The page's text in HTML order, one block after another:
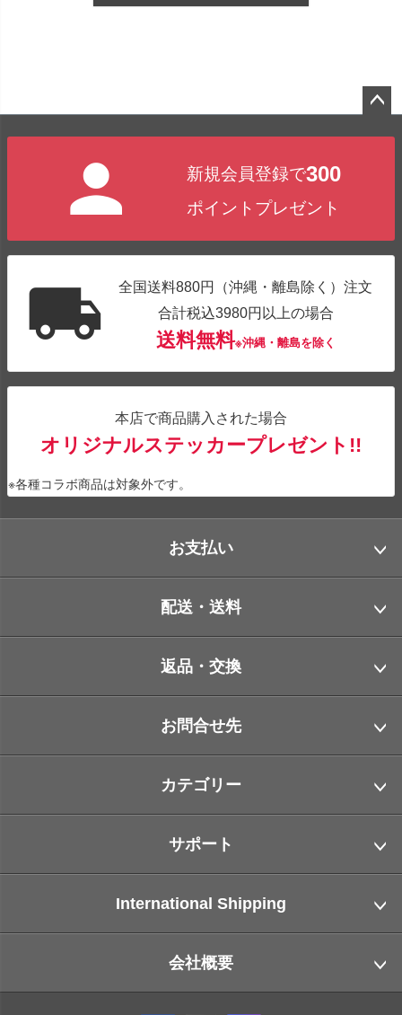
新規会員登録で300
ポイントプレゼント
全国送料880円（沖縄・離島除く）注文
合計税込3980円以上の場合
送料無料※沖縄・離島を除く
本店で商品購入された場合
オリジナルステッカープレゼント!!
※各種コラボ商品は対象外です。
お支払い
配送・送料
返品・交換
お問合せ先
カテゴリー
サポート
International Shipping
会社概要